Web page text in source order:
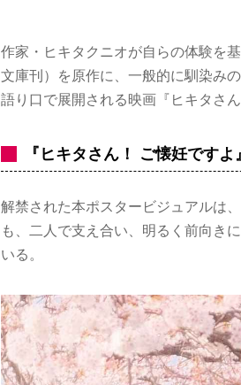
作家・ヒキタクニオが自らの体験を
文庫刊）を原作に、一般的に馴染み
語り口で展開される映画『ヒキタさ
『ヒキタさん！ ご懐妊です
解禁された本ポスタービジュアルは
も、二人で支え合い、明るく前向き
いる。